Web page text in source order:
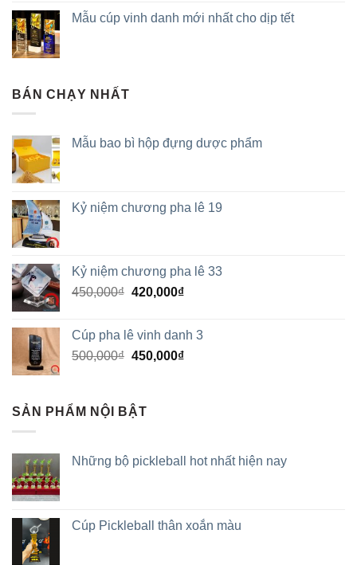
Mẫu cúp vinh danh mới nhất cho dịp tết
BÁN CHẠY NHẤT
Mẫu bao bì hộp đựng dược phẩm
Kỷ niệm chương pha lê 19
Kỷ niệm chương pha lê 33
450,000₫ 420,000₫
Cúp pha lê vinh danh 3
500,000₫ 450,000₫
SẢN PHẨM NỘI BẬT
Những bộ pickleball hot nhất hiện nay
Cúp Pickleball thân xoắn màu